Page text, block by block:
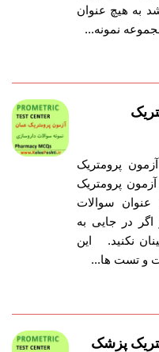
به هیچ عنوان
نمونه...
پرومتریک
پرومتریک
تحت عنوان سوالات
در جایی به
نکنید. این
و تست ها...
پزشک